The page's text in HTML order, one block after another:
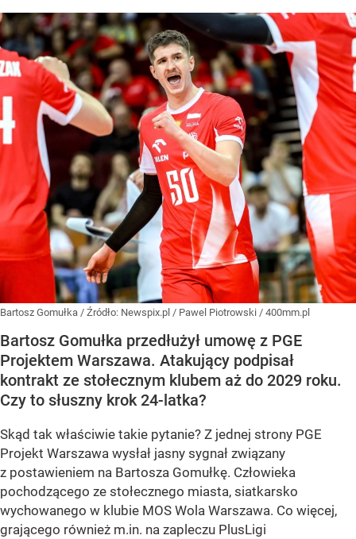
Bartosz Gomułka / Źródło: Newspix.pl / Pawel Piotrowski / 400mm.pl
Bartosz Gomułka przedłużył umowę z PGE
Projektem Warszawa. Atakujący podpisał
kontrakt ze stołecznym klubem aż do 2029 roku.
Czy to słuszny krok 24-latka?
Skąd tak właściwie takie pytanie? Z jednej strony PGE
Projekt Warszawa wysłał jasny sygnał związany
z postawieniem na Bartosza Gomułkę. Człowieka
pochodzącego ze stołecznego miasta, siatkarsko
wychowanego w klubie MOS Wola Warszawa. Co więcej,
grającego również m.in. na zapleczu PlusLigi